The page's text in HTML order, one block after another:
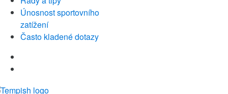
Únosnost sportovního
zatížení
Často kladené dotazy